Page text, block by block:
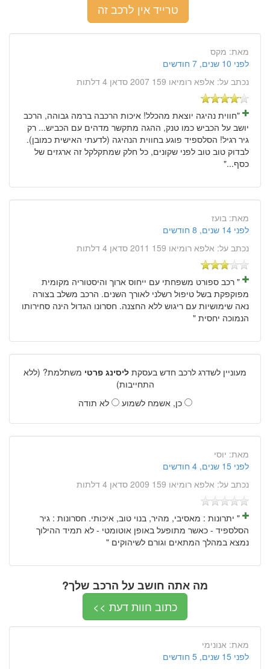
טרייד אין לרכב זה
מאת: מקס
לפני 10 שנים, 7 חודשים
נכתב על: אלפא רומיאו 159 2007 סדאן 4 דלתות
"חווית נהיגה יוצאת מהכלל! איכות הרכבה ברמה גבוהה, הרכב
יושב על הכביש כמו טנק, ההגה מתקשר מדהים עם הכביש... רק
גיר רגיל! הסלספיד פוגע בחווית הנהיגה (לדעתי האישית כמובן).
לבדוק טוב טוב לפני שקונים, כל חלק שמתקלקל זה ארגזים של
כסף..."
מאת: בועז
לפני 14 שנים, 8 חודשים
נכתב על: אלפא רומיאו 159 2011 סדאן 4 דלתות
" רכב ספורט משפחתי עם ייחוס ארוך והיסטוריה מקומית
מפוקפקת בשל טיפול רשלני לאורך השנים. הרכב משלב בצורה
נאה שימושיות עם ריגוש ללא החצנה. חסרונו הגדול הינה סחירותו
הנמוכה יחסית "
מעוניין לשדרג לרכב חדש בעסקת ליסינג פרטי משתלמת? (ללא
התחייבות)
כן, אשמח לשמוע
לא תודה
מאת: יוסי
לפני 15 שנים, 4 חודשים
נכתב על: אלפא רומיאו 159 2009 סדאן 4 דלתות
" יתרונות : מאסיבי, מהיר, בנוי טוב, איכותי. חסרונות : גיר
הסלספיד - כאשר מתופעל באופן אוטומטי - לא תמיד ההילוך
נמצא במהלך המתאים וגורם לשיהוקים "
מה אתה חושב על הרכב שלך?
כתוב חוות דעת >>
מאת: אנונימי
לפני 15 שנים, 5 חודשים